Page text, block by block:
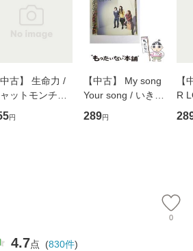
中古】 生命力 /
ットモンチー /
ーンレコード
【メール便送
円
【中古】 My song
Your song / いきも
のがかり / [CD]
【メール便送料無
289円
【
R
産
0
4.7点 (830件)